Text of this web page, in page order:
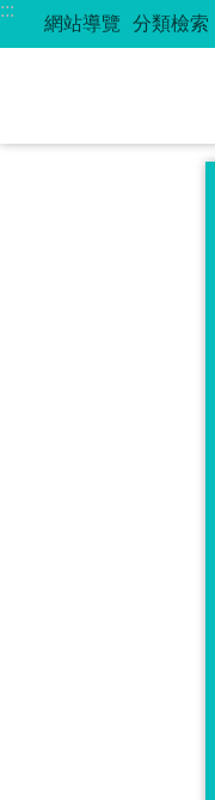
跳到主要內容區塊
:::
網站導覽 分類檢索